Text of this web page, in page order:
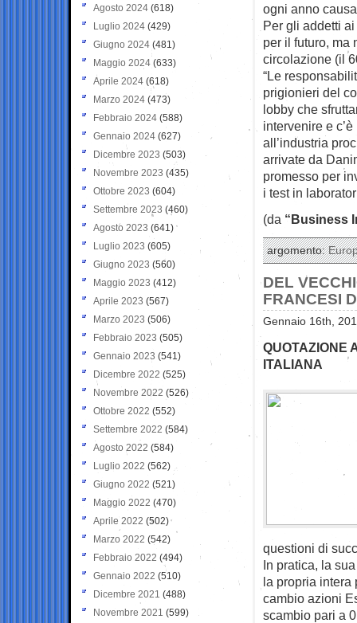
ogni anno
Per gli addetti
per il futuro, ma
circolazione (il
“Le
prigionieri del
lobby che
intervenire e
all’industria
arrivate da
promesso per
i test in
(da “Business
argomento:
DEL
FRANCESI
Gennaio 16th,
QUOTAZIONE
ITALIANA
questioni di
In pratica, la
la propria intera
cambio azioni
scambio pari a
Agosto 2024 (618)
Luglio 2024 (429)
Giugno 2024 (481)
Maggio 2024 (633)
Aprile 2024 (618)
Marzo 2024 (473)
Febbraio 2024 (588)
Gennaio 2024 (627)
Dicembre 2023 (503)
Novembre 2023 (435)
Ottobre 2023 (604)
Settembre 2023 (460)
Agosto 2023 (641)
Luglio 2023 (605)
Giugno 2023 (560)
Maggio 2023 (412)
Aprile 2023 (567)
Marzo 2023 (506)
Febbraio 2023 (505)
Gennaio 2023 (541)
Dicembre 2022 (525)
Novembre 2022 (526)
Ottobre 2022 (552)
Settembre 2022 (584)
Agosto 2022 (584)
Luglio 2022 (562)
Giugno 2022 (521)
Maggio 2022 (470)
Aprile 2022 (502)
Marzo 2022 (542)
Febbraio 2022 (494)
Gennaio 2022 (510)
Dicembre 2021 (488)
Novembre 2021 (599)